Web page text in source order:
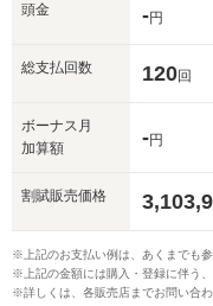
頭金 -円
総支払回数 120回
ボーナス月
加算額
-円
割賦販売価格
※上記のお支払い例は、あくまでも参
※上記の金額には購入・登録に伴う
※詳しくは、各販売店までお問い合わ